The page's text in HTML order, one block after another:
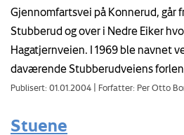
Gjennomfartsvei på Konnerud, går
Stubberud og over i Nedre Eiker
Hagatjernveien. I 1969 ble navnet
daværende Stubberudveiens
Publisert: 01.01.2004 Forfatter: Per Otto
Stuene